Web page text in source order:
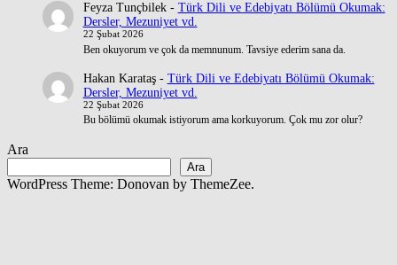
Feyza Tunçbilek- Türk Dili ve Edebiyatı Bölümü Okumak:
Dersler, Mezuniyet vd.
22 Şubat 2026
Ben okuyorum ve çok da memnunum. Tavsiye ederim sana da.
Hakan Karataş- Türk Dili ve Edebiyatı Bölümü Okumak:
Dersler, Mezuniyet vd.
22 Şubat 2026
Bu bölümü okumak istiyorum ama korkuyorum. Çok mu zor olur?
Ara
Ara
WordPress Theme: Donovan by ThemeZee.